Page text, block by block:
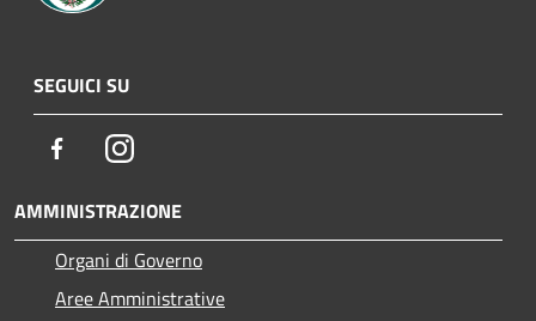
SEGUICI SU
FacebookInstagram
AMMINISTRAZIONE
Organi di Governo
Aree Amministrative